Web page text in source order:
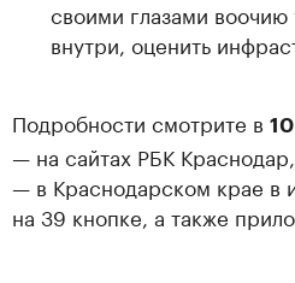
своими глазами воочию
внутри, оценить
Подробности смотрите в
— на сайтах РБК
— в Краснодарском крае в
на 39 кнопке, а также